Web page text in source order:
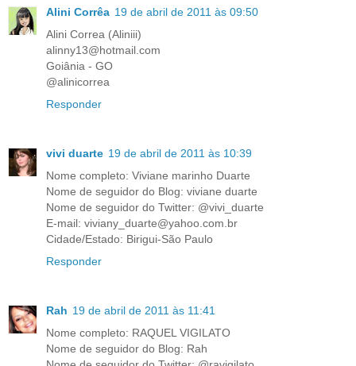
Alini Corrêa 19 de abril de 2011 às 09:50
Alini Correa (Aliniii)
alinny13@hotmail.com
Goiânia - GO
@alinicorrea
Responder
vivi duarte 19 de abril de 2011 às 10:39
Nome completo: Viviane marinho Duarte
Nome de seguidor do Blog: viviane duarte
Nome de seguidor do Twitter: @vivi_duarte
E-mail: viviany_duarte@yahoo.com.br
Cidade/Estado: Birigui-São Paulo
Responder
Rah 19 de abril de 2011 às 11:41
Nome completo: RAQUEL VIGILATO
Nome de seguidor do Blog: Rah